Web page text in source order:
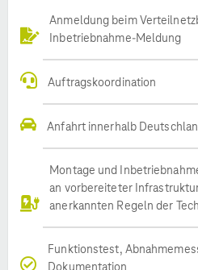
Anmeldung beim
Inbetriebnahme-Meldung
Auftragskoordination
Anfahrt innerhalb
Montage und
an vorbereiteter
anerkannten Regeln der
Funktionstest,
Dokumentation